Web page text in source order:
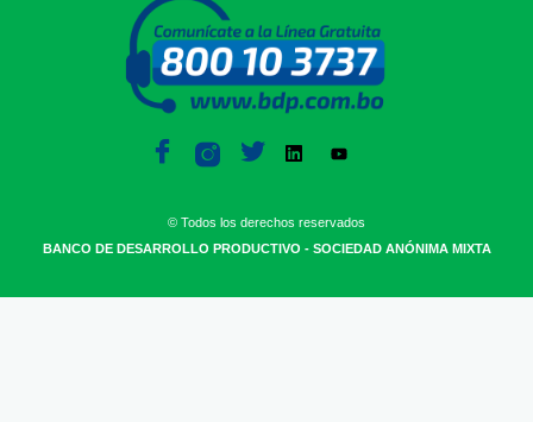
© Todos los derechos reservados
BANCO DE DESARROLLO PRODUCTIVO - SOCIEDAD ANÓNIMA MIXTA